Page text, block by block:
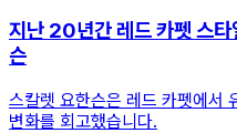
지난 20년간 레드 카펫 스타
슨
스칼렛 요한슨은 레드 카펫에서
변화를 회고했습니다.